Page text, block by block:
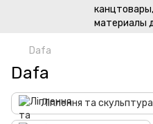
Dafa
Dafa
Ліплення та скульптура